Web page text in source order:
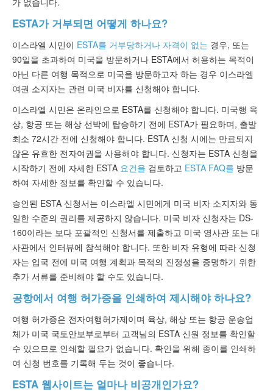
ESTA가 거부되면 어떻게 하나요?
이스라엘 시민이 ESTA를 거부당하거나 자격이 없는 경우, 또는
90일을 초과하여 미국을 방문하거나 ESTA에서 허용하는 목적이
아닌 다른 여행 목적으로 미국을 방문하고자 하는 경우 이스라엘
여권 소지자는 관련 미국 비자를 신청해야 합니다.
이스라엘 시민은 온라인으로 ESTA를 신청해야 합니다. 미국행 육
상, 항공 또는 해상 선박에 탑승하기 전에 ESTA가 필요하며, 출발
최소 72시간 전에 신청해야 합니다. ESTA 신청 시에는 만료되지
않은 유효한 전자여권을 사용해야 합니다. 신청자는 ESTA 신청을
시작하기 전에 자세한 ESTA 요건을 검토하고 ESTA FAQ를 방문
하여 자세한 정보를 확인할 수 있습니다.
승인된 ESTA 신청서는 이스라엘 시민에게 미국 비자 소지자와 동
일한 수준의 권리를 제공하지 않습니다. 미국 비자 신청자는 DS-
160이라는 보다 포괄적인 신청서를 제출하고 미국 영사관 또는 대
사관에서 인터뷰에 참석해야 합니다. 또한 비자 유형에 따라 신청
자는 입국 전에 미국 여행 계획과 목적의 진정성을 증명하기 위한
추가 서류를 준비해야 할 수도 있습니다.
공항에서 여행 허가증을 인쇄하여 제시해야 하나요?
여행 허가증은 전자여행허가제이며 육상, 해상 또는 항공 운송업
체가 미국 국토안보부로부터 고객님의 ESTA 신원 정보를 확인할
수 있으므로 인쇄할 필요가 없습니다. 확인을 위해 종이를 인쇄하
여 신청 번호를 기록해 두는 것이 좋습니다.
ESTA 웹사이트는 얼마나 비공개인가요?